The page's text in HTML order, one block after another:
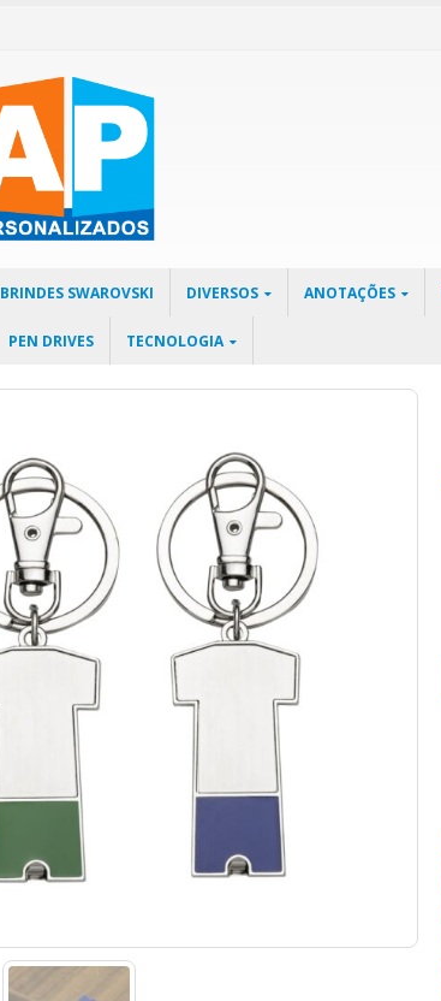
BRINDES SWAROVSKI DIVERSOS ANOTAÇÕES
PEN DRIVES TECNOLOGIA